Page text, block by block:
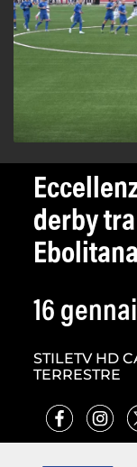
derby
Ebolitana
16
STILETV HD
TERRESTRE